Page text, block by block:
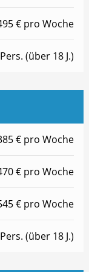
€ pro Woche
(über 18 J.)
€ pro Woche
€ pro Woche
€ pro Woche
(über 18 J.)